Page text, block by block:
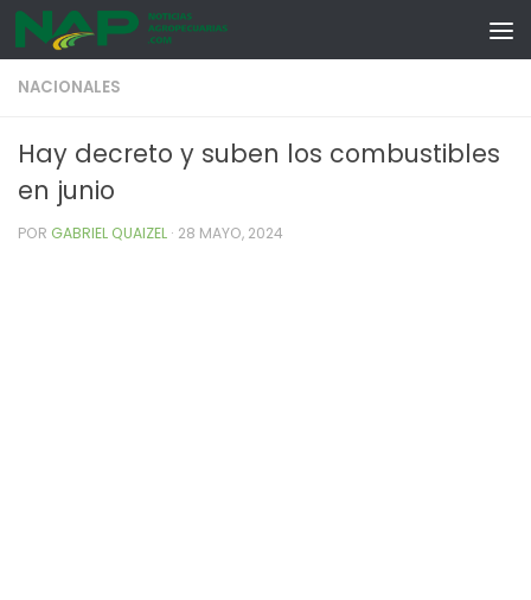
Skip to content
NACIONALES
Hay decreto y suben los combustibles
en junio
POR GABRIEL QUAIZEL · 28 MAYO, 2024